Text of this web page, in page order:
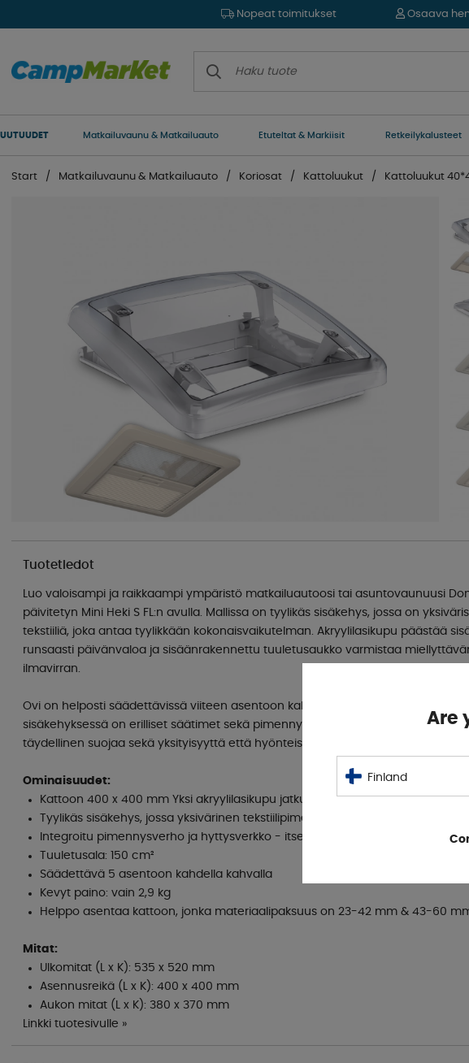
Nopeat toimitukset Osaava
UUTUUDET Matkailuvaunu & Matkailuauto Etuteltat & Markiisit Retkeilykalusteet
Start Matkailuvaunu & Matkailuauto Koriosat Kattoluukut Kattoluukut
Tuotetiedot
Luo valoisampi ja raikkaampi ympäristö matkailuautoosi tai asuntovaunuusi
päivitetyn Mini Heki S FL:n avulla. Mallissa on tyylikäs sisäkehys, jossa on
tekstiiliä, joka antaa tyylikkään kokonaisvaikutelman. Akryylilasikupu päästää
runsaasti päivänvaloa ja sisäänrakennettu tuuletusaukko varmistaa
ilmavirran.
Ovi on helposti säädettävissä viiteen asentoon kahdella helppokäyttöisellä
sisäkehyksessä on erilliset säätimet sekä pimennys- että hyttysverkkoa varten
täydellinen suojaa sekä yksityisyyttä että hyönteisiä vastaan.
Ominaisuudet:
Kattoon 400 x 400 mm Yksi akryylilasikupu jatkuvalla tuuletuksella
Tyylikäs sisäkehys, jossa yksivärinen tekstiilipimennys
Integroitu pimennysverho ja hyttysverkko - itsenäisesti säädettävissä
Tuuletusala: 150 cm²
Säädettävä 5 asentoon kahdella kahvalla
Kevyt paino: vain 2,9 kg
Helppo asentaa kattoon, jonka materiaalipaksuus on 23-42 mm & 43-60
Mitat:
Ulkomitat (L x K): 535 x 520 mm
Asennusreikä (L x K): 400 x 400 mm
Aukon mitat (L x K): 380 x 370 mm
Linkki tuotesivulle »
Are
Finland